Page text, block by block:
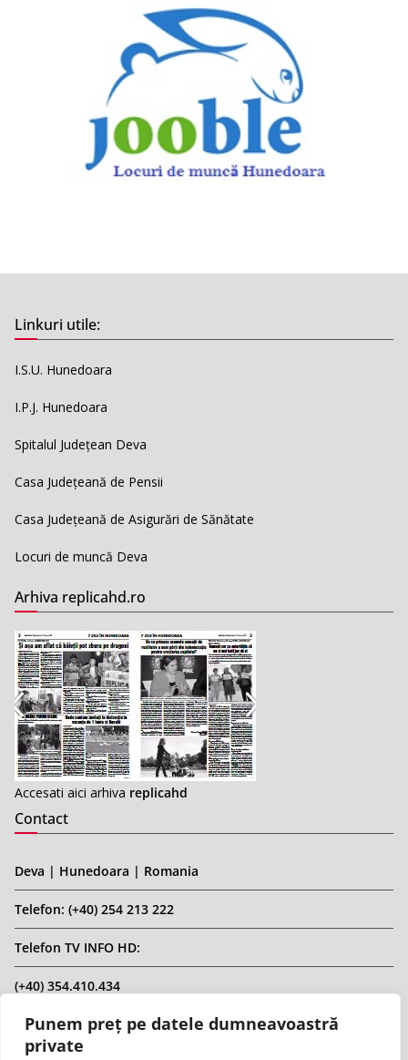
Punem preț pe datele dumneavoastră
private
Linkuri utile:
I.S.U. Hunedoara
I.P.J. Hunedoara
Spitalul Județean Deva
Casa Județeană de Pensii
Casa Județeană de Asigurări de Sănătate
Locuri de muncă Deva
Arhiva replicahd.ro
Accesati aici arhiva replicahd
Contact
Deva | Hunedoara | Romania
Telefon: (+40) 254 213 222
Telefon TV INFO HD:
(+40) 354.410.434
Email: infohd20@gmail.com